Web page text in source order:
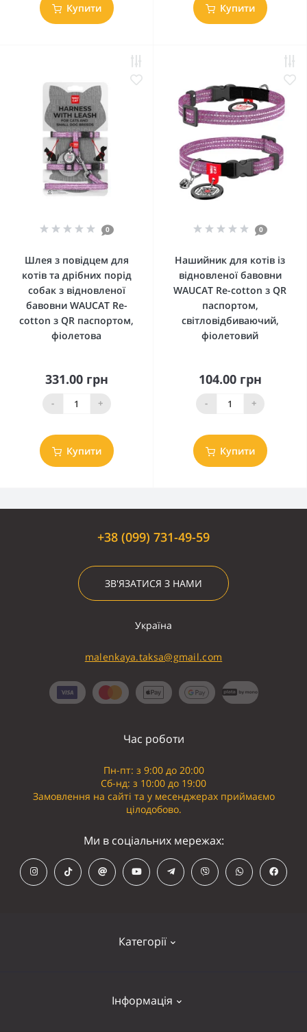
Купити Купити
0
Шлея з повідцем для
котів та дрібних порід
собак з відновленої
бавовни WAUCAT Re-
cotton з QR паспортом,
фіолетова
331.00 грн
- +
Купити
0
Нашийник для котів із
відновленої бавовни
WAUCAT Re-cotton з QR
паспортом,
світловідбиваючий,
фіолетовий
104.00 грн
- +
Купити
+38 (099) 731-49-59
ЗВ'ЯЗАТИСЯ З НАМИ
Україна
malenkaya.taksa@gmail.com
Категорії
Інформація
Час роботи
Пн-пт: з 9:00 до 20:00
Сб-нд: з 10:00 до 19:00
Замовлення на сайті та у месенджерах приймаємо
цілодобово.
Ми в соціальних мережах: